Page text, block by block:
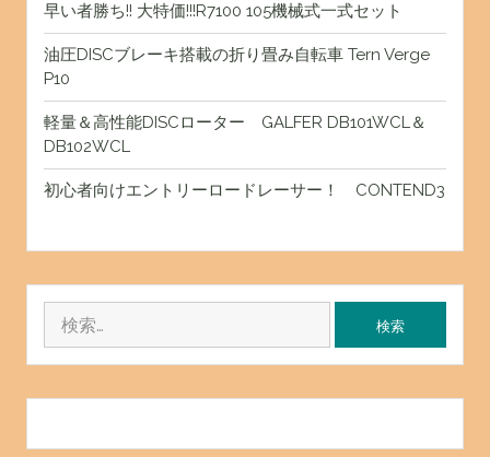
早い者勝ち!! 大特価!!!R7100 105機械式一式セット
油圧DISCブレーキ搭載の折り畳み自転車 Tern Verge
P10
軽量＆高性能DISCローター GALFER DB101WCL＆
DB102WCL
初心者向けエントリーロードレーサー！ CONTEND3